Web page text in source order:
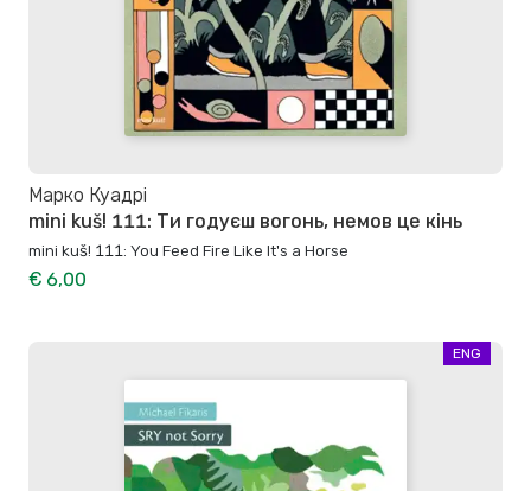
Марко Куадрі
mini kuš! 111: Ти годуєш вогонь, немов це кінь
mini kuš! 111: You Feed Fire Like It's a Horse
€ 6,00
ENG